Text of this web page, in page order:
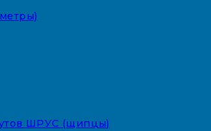
ШРУС (щипцы)